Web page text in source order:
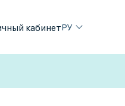
кабинетРУ